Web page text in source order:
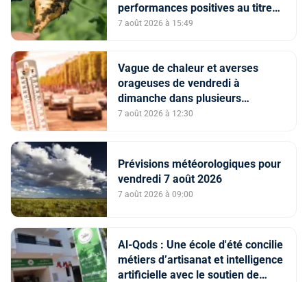
performances positives au titre
de la campagne agricole 2025-
7 août 2026 à 15:49
Vague de chaleur et averses
orageuses de vendredi à
dimanche dans plusieurs
provinces du Royaume (Bulletin
7 août 2026 à 12:30
Prévisions météorologiques pour
vendredi 7 août 2026
7 août 2026 à 09:00
Al-Qods : Une école d'été concilie
métiers d’artisanat et intelligence
artificielle avec le soutien de